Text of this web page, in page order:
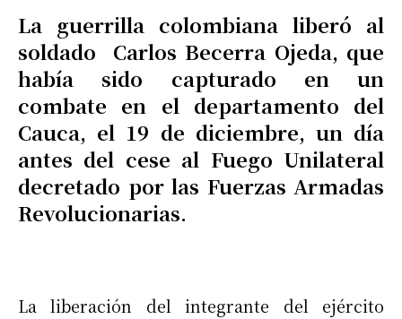
La guerrilla colombiana liberó al
soldado Carlos Becerra Ojeda, que
había sido capturado en un
combate en el departamento del
Cauca, el 19 de diciembre, un día
antes del cese al Fuego Unilateral
decretado por las Fuerzas Armadas
Revolucionarias.
La liberación del integrante del ejército